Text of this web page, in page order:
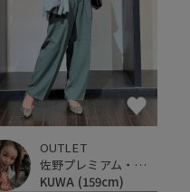
OUTLET
佐野プレミアム・アウトレット
KUWA (159cm)